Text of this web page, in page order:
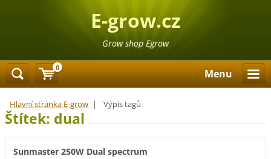
E-grow.cz
Grow shop Egrow
Menu
Hlavní stránka E-grow | Výpis tagů
Štítek: dual
Sunmaster 250W Dual spectrum
0